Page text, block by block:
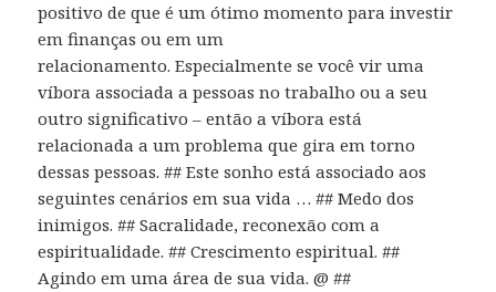
positivo de que é um ótimo momento para investir
em finanças ou em um
relacionamento. Especialmente se você vir uma
víbora associada a pessoas no trabalho ou a seu
outro significativo – então a víbora está
relacionada a um problema que gira em torno
dessas pessoas. ## Este sonho está associado aos
seguintes cenários em sua vida … ## Medo dos
inimigos. ## Sacralidade, reconexão com a
espiritualidade. ## Crescimento espiritual. ##
Agindo em uma área de sua vida. @ ##